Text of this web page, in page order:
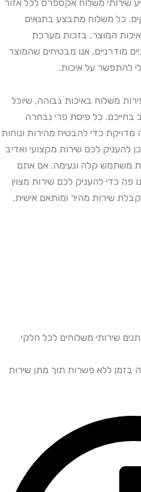
שירותי משלוח אקספרס לכל אזור
כל משלוח מתבצע בתנאים
המוצר. בזכות מערכת
מודרניים, אנו מבטיחים שהמוצר
להתפשר על איכות.
משלוח באיכות גבוהה, שיוכל
בחייכם. כל פיסת פרי נבחרה
כדי להבטיח מהירות ונוחות
להעניק לכם שירות מקצועי ואדיב
משתמש קלה ונעימה. אם אתם
פה כדי להעניק לכם שירות מצוין
שירות מהיר ומותאם אישית.
שירותי משלוחים לכל חלקי
ללא פשרות תוך מתן שירות